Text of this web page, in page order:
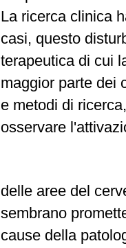
La ricerca clinica
casi, questo
terapeutica di cui
maggior parte dei
e metodi di
osservare
delle aree del
sembrano
cause della